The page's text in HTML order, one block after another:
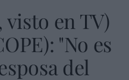
en TV)
"No es
del